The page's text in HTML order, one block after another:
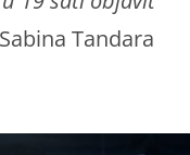
Tandara